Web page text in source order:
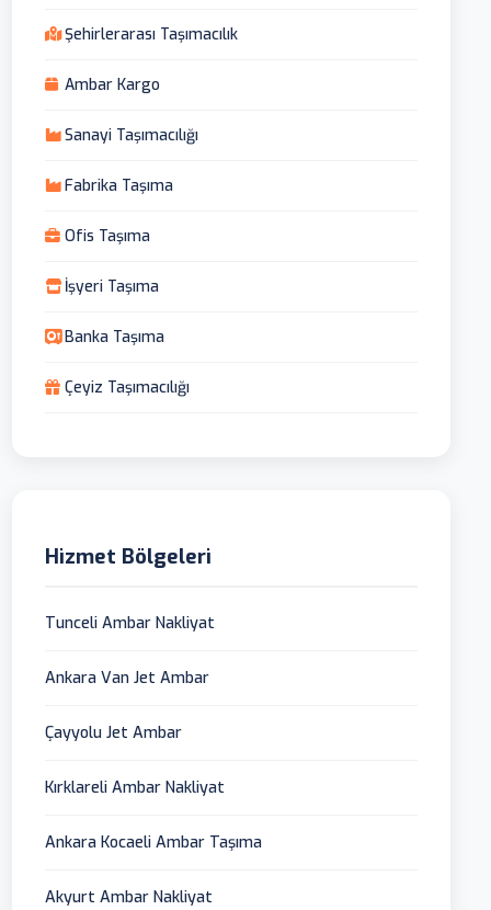
Şehirlerarası Taşımacılık
Ambar Kargo
Sanayi Taşımacılığı
Fabrika Taşıma
Ofis Taşıma
İşyeri Taşıma
Banka Taşıma
Çeyiz Taşımacılığı
Hizmet Bölgeleri
Tunceli Ambar Nakliyat
Ankara Van Jet Ambar
Çayyolu Jet Ambar
Kırklareli Ambar Nakliyat
Ankara Kocaeli Ambar Taşıma
Akyurt Ambar Nakliyat